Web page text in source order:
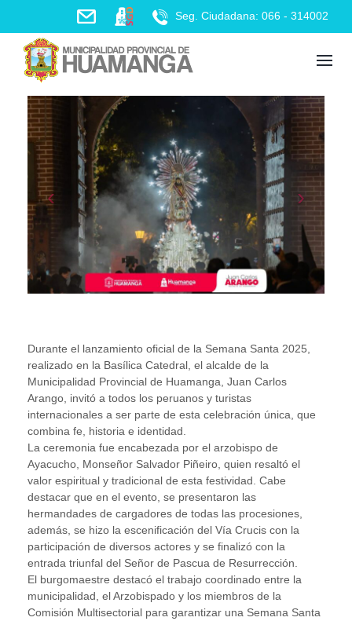
content
Seg. Ciudadana: 066 - 314002
Durante el lanzamiento oficial de la Semana Santa 2025,
realizado en la Basílica Catedral, el alcalde de la
Municipalidad Provincial de Huamanga, Juan Carlos
Arango, invitó a todos los peruanos y turistas
internacionales a ser parte de esta celebración única, que
combina fe, historia e identidad.
La ceremonia fue encabezada por el arzobispo de
Ayacucho, Monseñor Salvador Piñeiro, quien resaltó el
valor espiritual y tradicional de esta festividad. Cabe
destacar que en el evento, se presentaron las
hermandades de cargadores de todas las procesiones,
además, se hizo la escenificación del Vía Crucis con la
participación de diversos actores y se finalizó con la
entrada triunfal del Señor de Pascua de Resurrección.
El burgomaestre destacó el trabajo coordinado entre la
municipalidad, el Arzobispado y los miembros de la
Comisión Multisectorial para garantizar una Semana Santa